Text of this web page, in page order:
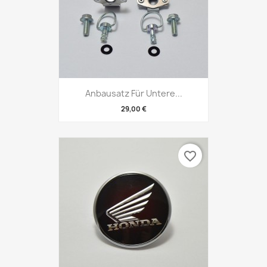
Anbausatz Für Untere...
29,00 €
favorite_border